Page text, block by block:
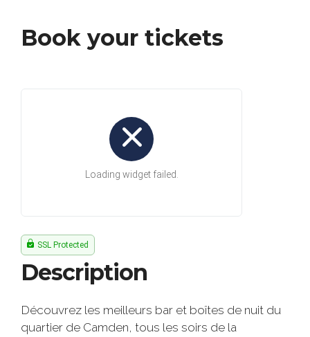
Book your tickets
Description
Découvrez les meilleurs bar et boîtes de nuit du
quartier de Camden, tous les soirs de la